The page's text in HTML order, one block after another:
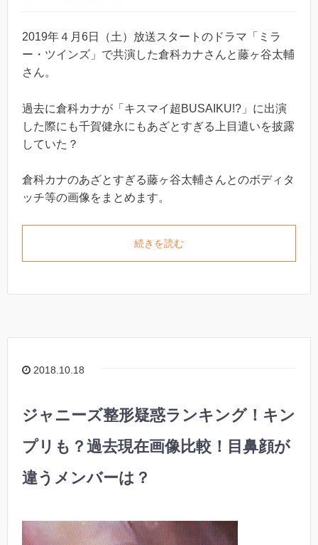
2019年４月6日（土）放送スタートのドラマ「ミラ
ー・ツインズ」で共演した倉科カナさんと藤ヶ谷太輔
さん。
過去に倉科カナが「キスマイ超BUSAIKU!?」に出演
した際にも千賀健永にもあざとすぎる上目遣いを披露
していた？
倉科カナのあざとすぎる藤ヶ谷太輔さんとのボディタ
ッチ等の画像をまとめます。
続きを読む
2018.10.18
ジャニーズ整形疑惑ランキング！キン
プリも？過去現在画像比較！目鼻顔が
違うメンバーは？